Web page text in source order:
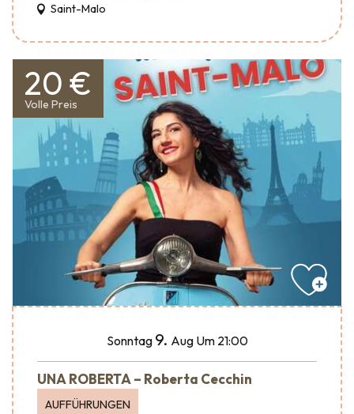
Saint-Malo
20 €
Volle Preis
Sonntag 9. Aug Um 21:00
UNA ROBERTA – Roberta Cecchin
AUFFÜHRUNGEN